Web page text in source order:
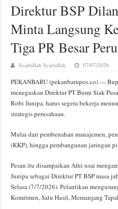
Direktur BSP
Minta Langsung
Tiga PR Besar
Syaifullah Syaifullah 07/07/2026
PEKANBARU (pekanbarupos.co) —
menegaskan Direktur PT Bumi Siak
Robi Junipa, harus segera bekerja
strategis perusahaan.
Mulai dari pembenahan manajemen,
(KKP), hingga pembangunan jaringan
Pesan itu disampaikan Afni usai
Junipa sebagai Direktur PT BSP masa
Selasa (7/7/2026). Pelantikan
Komitmen, Satu Hasil, Memanjang